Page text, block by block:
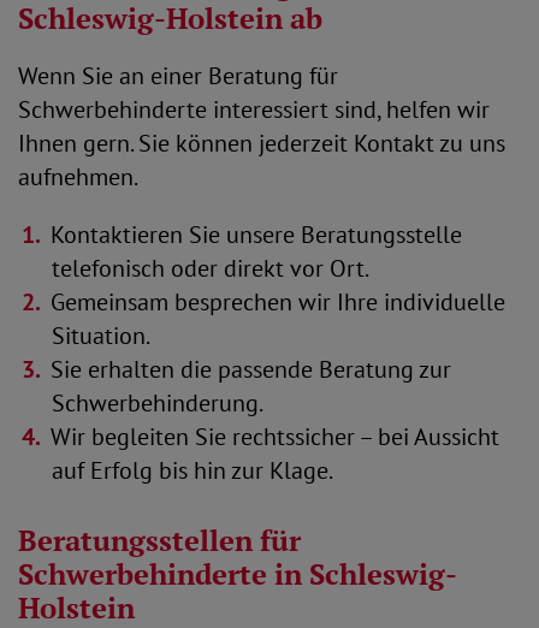
Schleswig-Holstein ab
Wenn Sie an einer Beratung für
Schwerbehinderte interessiert sind, helfen wir
Ihnen gern. Sie können jederzeit Kontakt zu uns
aufnehmen.
Kontaktieren Sie unsere Beratungsstelle
telefonisch oder direkt vor Ort.
Gemeinsam besprechen wir Ihre individuelle
Situation.
Sie erhalten die passende Beratung zur
Schwerbehinderung.
Wir begleiten Sie rechtssicher – bei Aussicht
auf Erfolg bis hin zur Klage.
Beratungsstellen für
Schwerbehinderte in Schleswig-
Holstein